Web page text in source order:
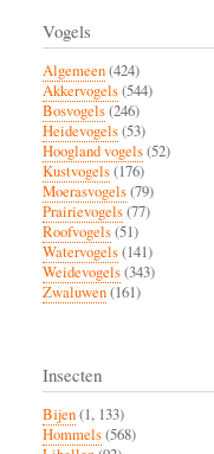
Vogels
Algemeen(424)
Akkervogels(544)
Bosvogels(246)
Heidevogels(53)
Hoogland vogels(52)
Kustvogels(176)
Moerasvogels(79)
Prairievogels(77)
Roofvogels(51)
Watervogels(141)
Weidevogels(343)
Zwaluwen(161)
Insecten
Bijen(1, 133)
Hommels(568)